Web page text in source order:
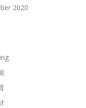
2020